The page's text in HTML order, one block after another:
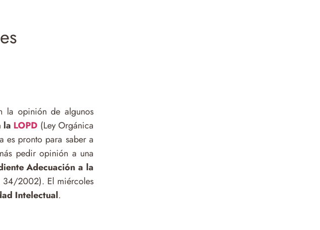
la opinión de algunos
la LOPD (Ley Orgánica
es pronto para saber a
pedir opinión a una
Adecuación a la
34/2002). El miércoles
Intelectual.